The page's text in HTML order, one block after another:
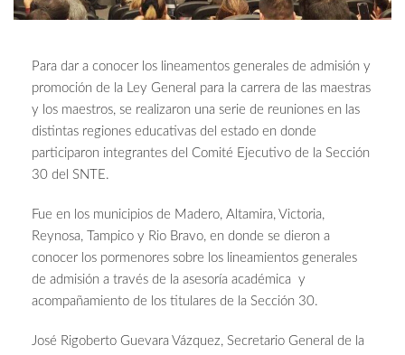
Para dar a conocer los lineamentos generales de admisión y
promoción de la Ley General para la carrera de las maestras
y los maestros, se realizaron una serie de reuniones en las
distintas regiones educativas del estado en donde
participaron integrantes del Comité Ejecutivo de la Sección
30 del SNTE.
Fue en los municipios de Madero, Altamira, Victoria,
Reynosa, Tampico y Rio Bravo, en donde se dieron a
conocer los pormenores sobre los lineamientos generales
de admisión a través de la asesoría académica y
acompañamiento de los titulares de la Sección 30.
José Rigoberto Guevara Vázquez, Secretario General de la